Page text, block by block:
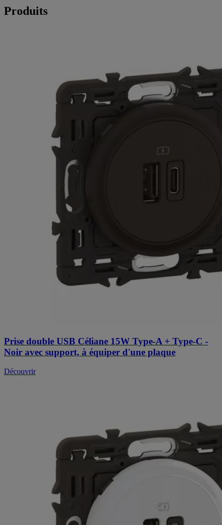
Produits
Prise double USB Céliane 15W Type-A + Type-C -
Noir avec support, à équiper d'une plaque
Découvrir